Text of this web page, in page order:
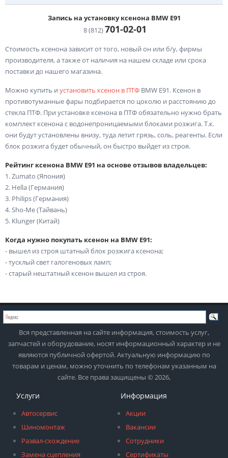
Запись на установку ксенона BMW E91
8 (812)701-02-01
Стоимость ксенона зависит от того, новый он или б/у, фирмы
производителя, а также от наличия на нашем складе или срока
поставки до нашего магазина.
Можно купить и установить ксенон в ПТФ BMW E91. Ксенон в
противотуманные фары подбирается по цоколю и расстоянию до
стекла ПТФ. При установке ксенона в ПТФ обязательно нужно брать
комплект ксенона с водонепроницаемыми блоками розжига. Т.к.
они будут установлены внизу, туда летит грязь, соль, реагенты. Если
блок розжига будет обычный, он быстро выйдет из строя.
Рейтинг ксенона BMW E91 на основе отзывов владельцев:
1. Zumato (Япония)
2. Hella (Германия)
3. Philips (Германия)
4. Sho-Me (Тайвань)
5. Klunger (Китай)
Когда нужно покупать ксенон на BMW E91:
- вышел из строя штатный блок розжига ксенона;
- тусклый свет галогеновых ламп;
- старый нештатный ксенон вышел из строя.
Вся представленная на сайте информация, стоимость услуг,
запчастей и оборудование, носят информационный характер и не
являются публичной офертой. Актуальную информацию по
товарам и ценам, можно уточнить по телефонам указанным на
сайте. Все права защищены © 2026,
Услуги
Автосервис
Шиномонтаж
Развал-схождение
Замена сцепления
Информация
Акции
Вакансии
Сотрудники
Сертификаты